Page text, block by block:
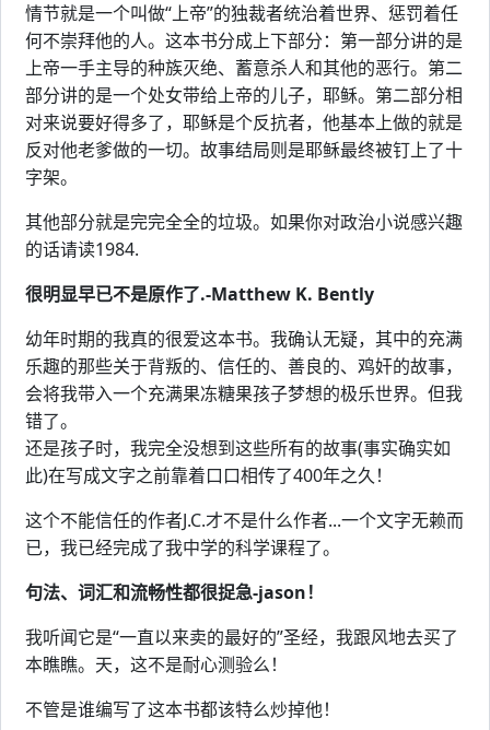
情节就是一个叫做“上帝”的独裁者统治着世界、惩罚着任
何不崇拜他的人。这本书分成上下部分：第一部分讲的是
上帝一手主导的种族灭绝、蓄意杀人和其他的恶行。第二
部分讲的是一个处女带给上帝的儿子，耶稣。第二部分相
对来说要好得多了，耶稣是个反抗者，他基本上做的就是
反对他老爹做的一切。故事结局则是耶稣最终被钉上了十
字架。
其他部分就是完完全全的垃圾。如果你对政治小说感兴趣
的话请读1984.
很明显早已不是原作了.-Matthew K. Bently
幼年时期的我真的很爱这本书。我确认无疑，其中的充满
乐趣的那些关于背叛的、信任的、善良的、鸡奸的故事，
会将我带入一个充满果冻糖果孩子梦想的极乐世界。但我
错了。
还是孩子时，我完全没想到这些所有的故事(事实确实如
此)在写成文字之前靠着口口相传了400年之久！
这个不能信任的作者J.C.才不是什么作者...一个文字无赖而
已，我已经完成了我中学的科学课程了。
句法、词汇和流畅性都很捉急-jason！
我听闻它是“一直以来卖的最好的”圣经，我跟风地去买了
本瞧瞧。天，这不是耐心测验么！
不管是谁编写了这本书都该特么炒掉他！